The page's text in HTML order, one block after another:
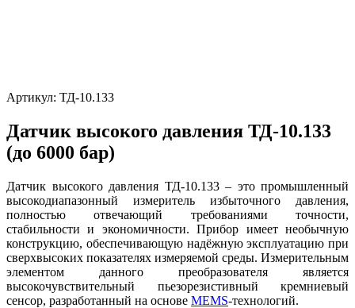
Артикул: ТД-10.133
Датчик высокого давления ТД-10.133
(до 6000 бар)
Датчик высокого давления ТД-10.133 – это промышленный
высокодиапазонный измеритель избыточного давления,
полностью отвечающий требованиями точности,
стабильности и экономичности. Прибор имеет необычную
конструкцию, обеспечивающую надёжную эксплуатацию при
сверхвысоких показателях измеряемой среды. Измерительным
элементом данного преобразователя является
высокочувствительный пьезорезистивный кремниевый
сенсор, разработанный на основе MEMS-технологий.